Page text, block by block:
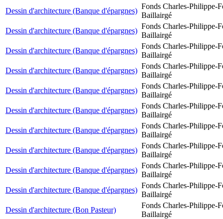
Dessin d'architecture (Banque d'épargnes)
Fonds Charles-Philippe-
Baillairgé
Dessin d'architecture (Banque d'épargnes)
Fonds Charles-Philippe-
Baillairgé
Dessin d'architecture (Banque d'épargnes)
Fonds Charles-Philippe-
Baillairgé
Dessin d'architecture (Banque d'épargnes)
Fonds Charles-Philippe-
Baillairgé
Dessin d'architecture (Banque d'épargnes)
Fonds Charles-Philippe-
Baillairgé
Dessin d'architecture (Banque d'épargnes)
Fonds Charles-Philippe-
Baillairgé
Dessin d'architecture (Banque d'épargnes)
Fonds Charles-Philippe-
Baillairgé
Dessin d'architecture (Banque d'épargnes)
Fonds Charles-Philippe-
Baillairgé
Dessin d'architecture (Banque d'épargnes)
Fonds Charles-Philippe-
Baillairgé
Dessin d'architecture (Banque d'épargnes)
Fonds Charles-Philippe-
Baillairgé
Dessin d'architecture (Bon Pasteur)
Fonds Charles-Philippe-
Baillairgé